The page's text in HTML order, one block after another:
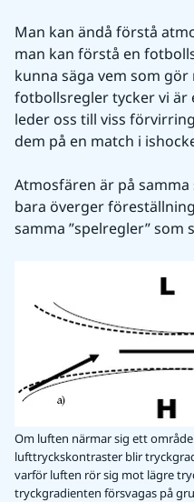
Man kan ändå förstå
man kan förstå en
kunna säga vem som
fotbollsregler tycker vi är
leder oss till viss
dem på en match i
Atmosfären är på
bara överger
samma ”spelregler” som
Om luften närmar sig ett
lufttryckskontraster blir
varför luften rör sig mot lägre
tryckgradienten försvagas på